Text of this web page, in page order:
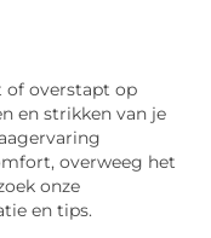
of overstapt op
en strikken van je
overweeg het
onze
en tips.